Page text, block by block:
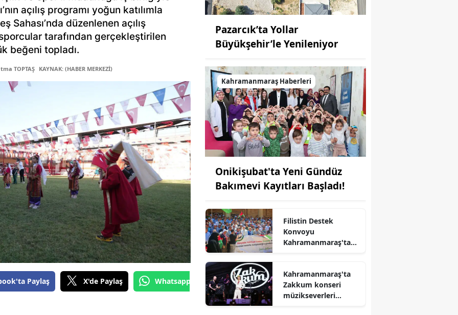
açılış programı yoğun katılımla
Sahası’nda düzenlenen açılış
tarafından gerçekleştirilen
beğeni topladı.
TOPTAŞ KAYNAK: (HABER MERKEZİ)
Paylaş X'de Paylaş Whatsapp'tan Gönder
Pazarcık’ta Yollar
Büyükşehir’le Yenileniyor
Kahramanmaraş Haberleri
Onikişubat'ta Yeni Gündüz
Bakımevi Kayıtları Başladı!
Filistin Destek
Konvoyu
Kahramanmaraş'ta
Kahramanmaraş'ta
Zakkum konseri
müzikseverleri